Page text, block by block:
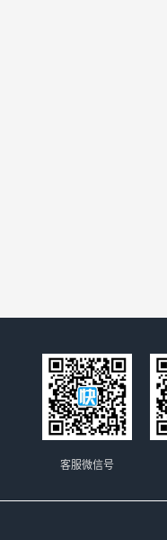
客服微信号